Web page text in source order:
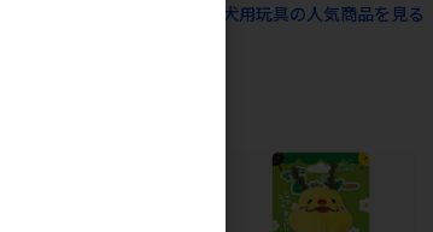
すべての犬猫用品 犬用玩具 犬用玩具の人気商品を見る